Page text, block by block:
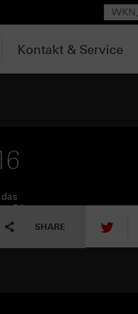
Suche
Kontakt & Service
Börse.
SHARE tweet